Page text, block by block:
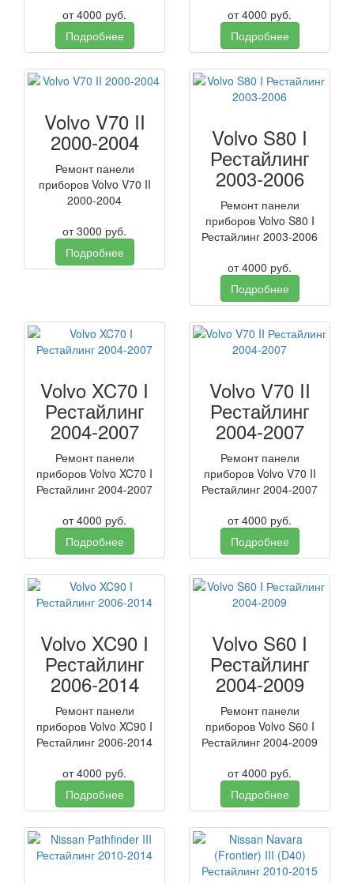
от4000 руб.
Подробнее
от4000 руб.
Подробнее
Volvo V70 II
2000-2004
Ремонт панели
приборов Volvo V70 II
2000-2004
от3000 руб.
Подробнее
Volvo S80 I
Рестайлинг
2003-2006
Ремонт панели
приборов Volvo S80 I
Рестайлинг 2003-2006
от4000 руб.
Подробнее
Volvo XC70 I
Рестайлинг
2004-2007
Ремонт панели
приборов Volvo XC70 I
Рестайлинг 2004-2007
от4000 руб.
Подробнее
Volvo V70 II
Рестайлинг
2004-2007
Ремонт панели
приборов Volvo V70 II
Рестайлинг 2004-2007
от4000 руб.
Подробнее
Volvo XC90 I
Рестайлинг
2006-2014
Ремонт панели
приборов Volvo XC90 I
Рестайлинг 2006-2014
от4000 руб.
Подробнее
Volvo S60 I
Рестайлинг
2004-2009
Ремонт панели
приборов Volvo S60 I
Рестайлинг 2004-2009
от4000 руб.
Подробнее